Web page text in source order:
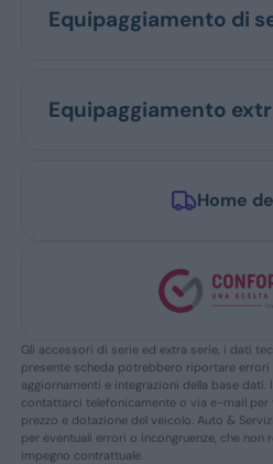
Equipaggiamento di
Equipaggiamento
Home
Gli accessori di serie ed extra serie, i dati
presente scheda potrebbero riportare
aggiornamenti e integrazioni della base
contattarci telefonicamente o via e-mail per
prezzo e dotazione del veicolo. Auto &
per eventuali errori o incongruenze, che non
impegno contrattuale.